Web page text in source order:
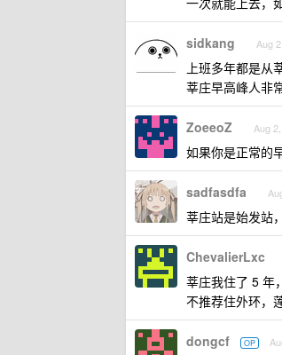
sidkang Aug
上班多年都是从
莘庄早高峰人非
ZoeeoZ Aug
如果你是正常的
sadfasdfa
莘庄站是始发站
ChevalierLxc
莘庄我住了 5 年
不推荐住外环，
dongcf OP